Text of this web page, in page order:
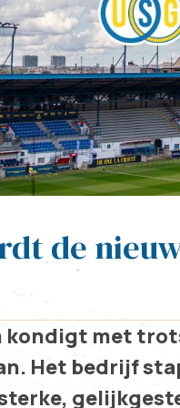
de
kondigt met
Het bedrijf